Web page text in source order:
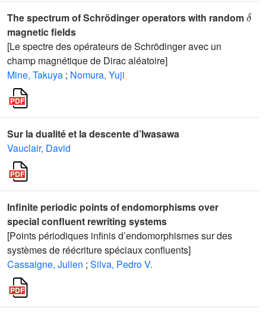
The spectrum of Schrödinger operators with random
δ
magnetic fields
[Le spectre des opérateurs de Schrödinger avec un
champ magnétique de Dirac aléatoire]
Mine, Takuya ; Nomura, Yuji
Sur la dualité et la descente d’Iwasawa
Vauclair, David
Infinite periodic points of endomorphisms over
special confluent rewriting systems
[Points périodiques infinis d’endomorphismes sur des
systèmes de réécriture spéciaux confluents]
Cassaigne, Julien ; Silva, Pedro V.